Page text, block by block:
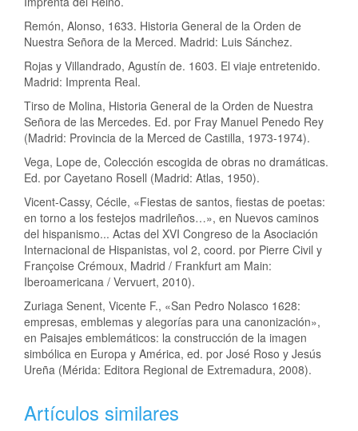
Remón, Alonso, 1633. Historia General de la Orden de
Nuestra Señora de la Merced. Madrid: Luis Sánchez.
Rojas y Villandrado, Agustín de. 1603. El viaje entretenido.
Madrid: Imprenta Real.
Tirso de Molina, Historia General de la Orden de Nuestra
Señora de las Mercedes. Ed. por Fray Manuel Penedo Rey
(Madrid: Provincia de la Merced de Castilla, 1973-1974).
Vega, Lope de, Colección escogida de obras no dramáticas.
Ed. por Cayetano Rosell (Madrid: Atlas, 1950).
Vicent-Cassy, Cécile, «Fiestas de santos, fiestas de poetas:
en torno a los festejos madrileños…», en Nuevos caminos
del hispanismo... Actas del XVI Congreso de la Asociación
Internacional de Hispanistas, vol 2, coord. por Pierre Civil y
Françoise Crémoux, Madrid / Frankfurt am Main:
Iberoamericana / Vervuert, 2010).
Zuriaga Senent, Vicente F., «San Pedro Nolasco 1628:
empresas, emblemas y alegorías para una canonización»,
en Paisajes emblemáticos: la construcción de la imagen
simbólica en Europa y América, ed. por José Roso y Jesús
Ureña (Mérida: Editora Regional de Extremadura, 2008).
Artículos similares